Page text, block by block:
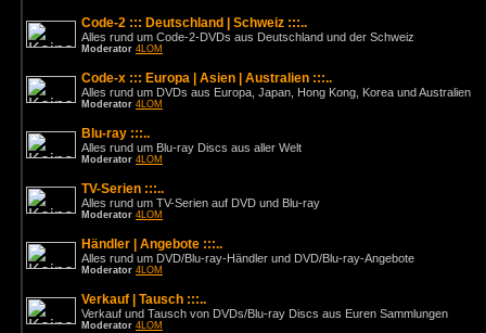
Code-2 ::: Deutschland | Schweiz :::..
Alles rund um Code-2-DVDs aus Deutschland und der Schweiz
Moderator 4LOM
Code-x ::: Europa | Asien | Australien :::..
Alles rund um DVDs aus Europa, Japan, Hong Kong, Korea und Australien
Moderator 4LOM
Blu-ray :::..
Alles rund um Blu-ray Discs aus aller Welt
Moderator 4LOM
TV-Serien :::..
Alles rund um TV-Serien auf DVD und Blu-ray
Moderator 4LOM
Händler | Angebote :::..
Alles rund um DVD/Blu-ray-Händler und DVD/Blu-ray-Angebote
Moderator 4LOM
Verkauf | Tausch :::..
Verkauf und Tausch von DVDs/Blu-ray Discs aus Euren Sammlungen
Moderator 4LOM